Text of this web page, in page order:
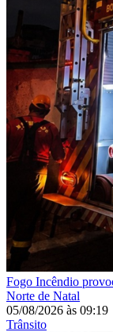
Fogo Incêndio
Norte de Natal
05/08/2026 às 09:19
Trânsito